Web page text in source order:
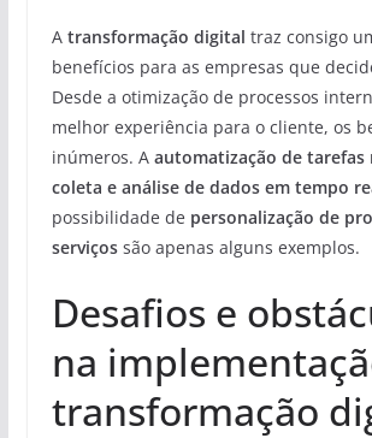
A transformação digital traz consigo
benefícios para as empresas que
Desde a otimização de processos
melhor experiência para o cliente, os
inúmeros. A automatização de tarefas
coleta e análise de dados em tempo
possibilidade de personalização de
serviçossão apenas alguns exemplos.
Desafios e
na
transformação